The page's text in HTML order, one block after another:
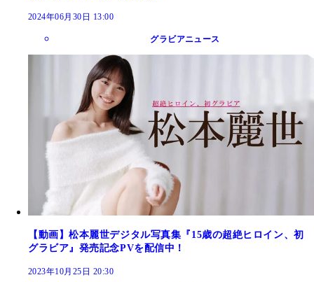
2024年06月30日 13:00
グラビアニュース
【動画】松本麗世デジタル写真集『15歳の超絶ヒロイン、初
グラビア』発売記念PVを配信中！
2023年10月25日 20:30